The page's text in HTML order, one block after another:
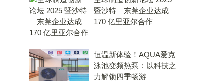
暨沙特—东莞企业达成
170 亿里亚尔合作
恒温新体验！AQUA爱克
泳池变频热泵：以科技之
力解锁四季畅游